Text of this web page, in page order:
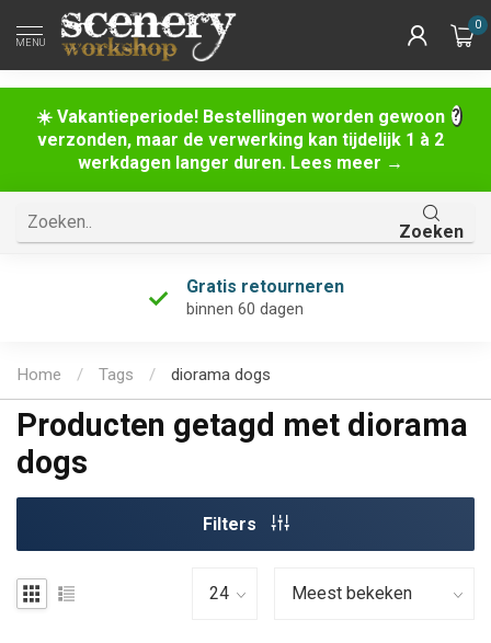
☀️ Vakantieperiode! Bestellingen worden gewoon
verzonden, maar de verwerking kan tijdelijk 1 à 2
werkdagen langer duren. Lees meer →
MENU
0
Zoeken
Gratis retourneren
binnen 60 dagen
Home / Tags / diorama dogs
Producten getagd met diorama
dogs
Filters